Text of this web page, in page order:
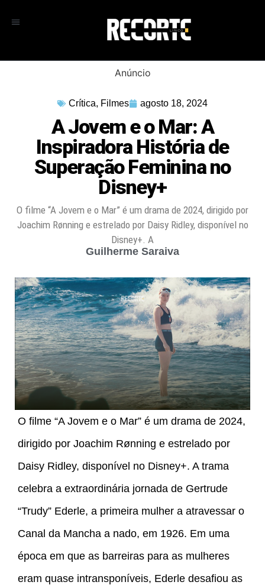
Anúncio
Crítica, Filmes agosto 18, 2024
A Jovem e o Mar: A
Inspiradora História de
Superação Feminina no
Disney+
O filme “A Jovem e o Mar” é um drama de 2024, dirigido por
Joachim Rønning e estrelado por Daisy Ridley, disponível no
Disney+. A
Guilherme Saraiva
O filme “A Jovem e o Mar” é um drama de 2024,
dirigido por Joachim Rønning e estrelado por
Daisy Ridley, disponível no Disney+. A trama
celebra a extraordinária jornada de Gertrude
“Trudy” Ederle, a primeira mulher a atravessar o
Canal da Mancha a nado, em 1926. Em uma
época em que as barreiras para as mulheres
eram quase intransponíveis, Ederle desafiou as